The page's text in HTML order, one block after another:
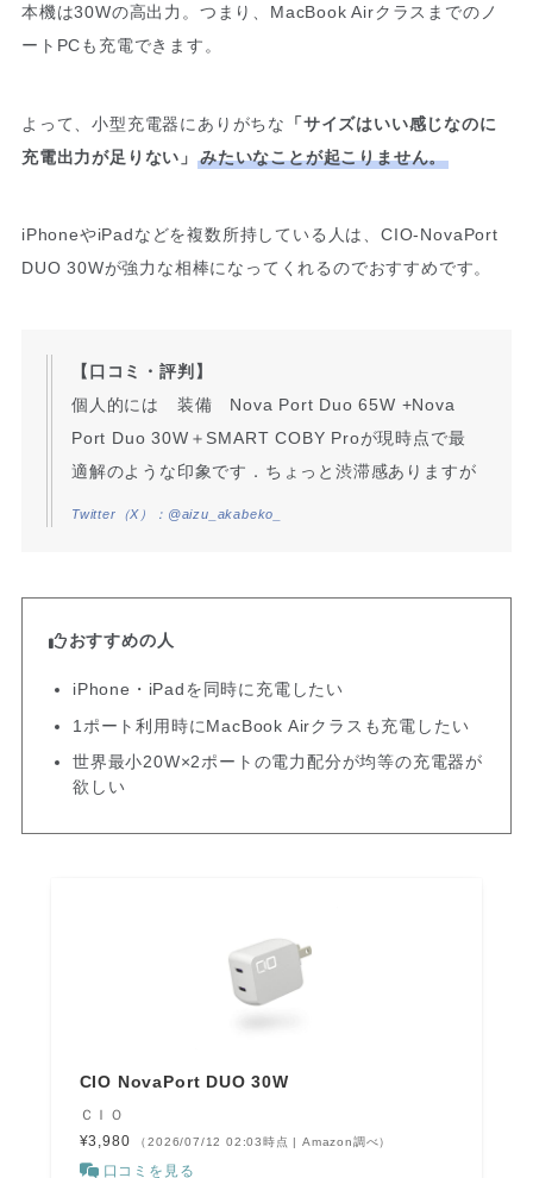
本機は30Wの高出力。つまり、MacBook Airクラスまでのノ
ートPCも充電できます。
よって、小型充電器にありがちな
「サイズはいい感じなのに
充電出力が足りない」
みたいなことが起こりません。
iPhoneやiPadなどを複数所持している人は、CIO-NovaPort
DUO 30Wが強力な相棒になってくれるのでおすすめです。
【口コミ・評判】
個人的には 装備 Nova Port Duo 65W +Nova
Port Duo 30W＋SMART COBY Proが現時点で最
適解のような印象です．ちょっと渋滞感ありますが
Twitter（X）：@aizu_akabeko_
おすすめの人
iPhone・iPadを同時に充電したい
1ポート利用時にMacBook Airクラスも充電したい
世界最小20W×2ポートの電力配分が均等の充電器が
欲しい
CIO NovaPort DUO 30W
ＣＩＯ
¥3,980
（2026/07/12 02:03時点 | Amazon調べ）
口コミを見る